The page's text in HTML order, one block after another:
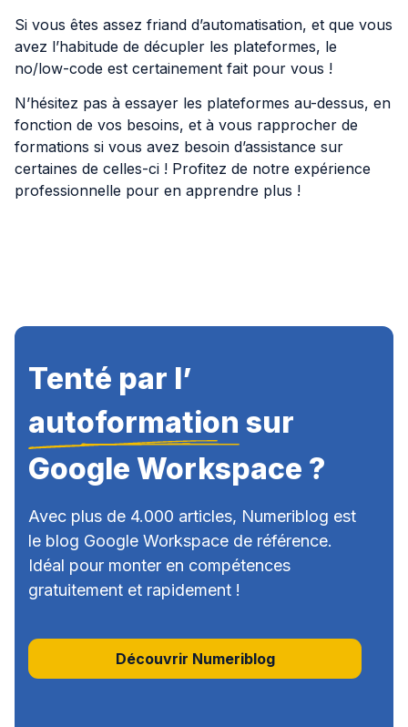
Si vous êtes assez friand d’automatisation, et que vous
avez l’habitude de décupler les plateformes, le
no/low-code est certainement fait pour vous !
N’hésitez pas à essayer les plateformes au-dessus, en
fonction de vos besoins, et à vous rapprocher de
formations si vous avez besoin d’assistance sur
certaines de celles-ci ! Profitez de notre expérience
professionnelle pour en apprendre plus !
Tenté par l’
autoformation sur
Google Workspace ?
Avec plus de 4.000 articles, Numeriblog est
le blog Google Workspace de référence.
Idéal pour monter en compétences
gratuitement et rapidement !
Découvrir Numeriblog